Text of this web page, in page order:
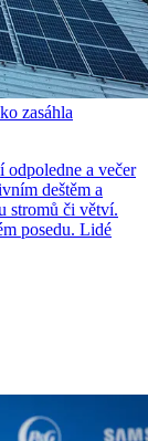
zasáhla
odpoledne a večer
deštěm a
stromů či větví.
posedu. Lidé